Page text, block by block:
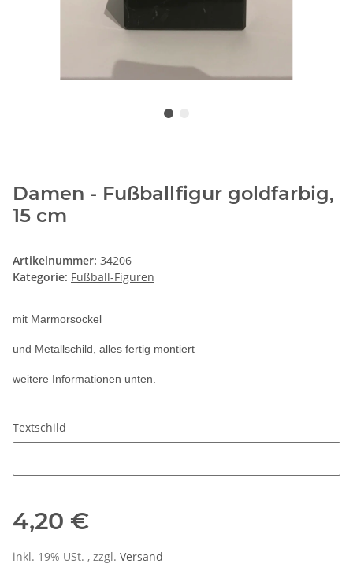
Damen - Fußballfigur goldfarbig,
15 cm
Artikelnummer: 34206
Kategorie: Fußball-Figuren
mit Marmorsockel
und Metallschild, alles fertig montiert
weitere Informationen unten.
Textschild
4,20 €
inkl. 19% USt. , zzgl. Versand